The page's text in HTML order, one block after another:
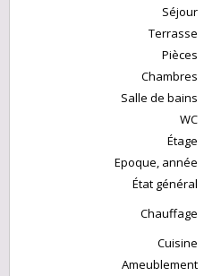
Séjour
Terrasse
Pièces
Chambres
Salle de bains
WC
Étage
Epoque, année
État général
Chauffage
Cuisine
Ameublement